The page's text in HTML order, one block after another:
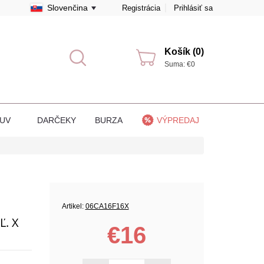
Slovenčina Registrácia Prihlásiť sa
Košík (0)
Suma: €0
DARČEKY BURZA VÝPREDAJ
X
Artikel: 06CA16F16X
€16